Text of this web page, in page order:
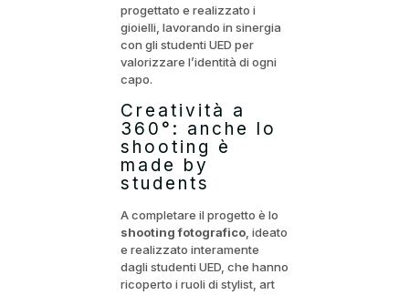
progettato e realizzato i
gioielli, lavorando in sinergia
con gli studenti UED per
valorizzare l’identità di ogni
capo.
Creatività a
360°: anche lo
shooting è
made by
students
A completare il progetto è lo
shooting fotografico, ideato
e realizzato interamente
dagli studenti UED, che hanno
ricoperto i ruoli di stylist, art